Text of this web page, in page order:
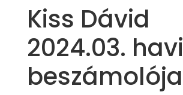
Kiss Dávid
2024.03. havi
beszámolója